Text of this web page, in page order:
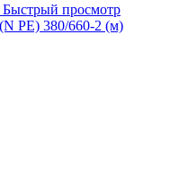
Быстрый просмотр
PE) 380/660-2 (м)